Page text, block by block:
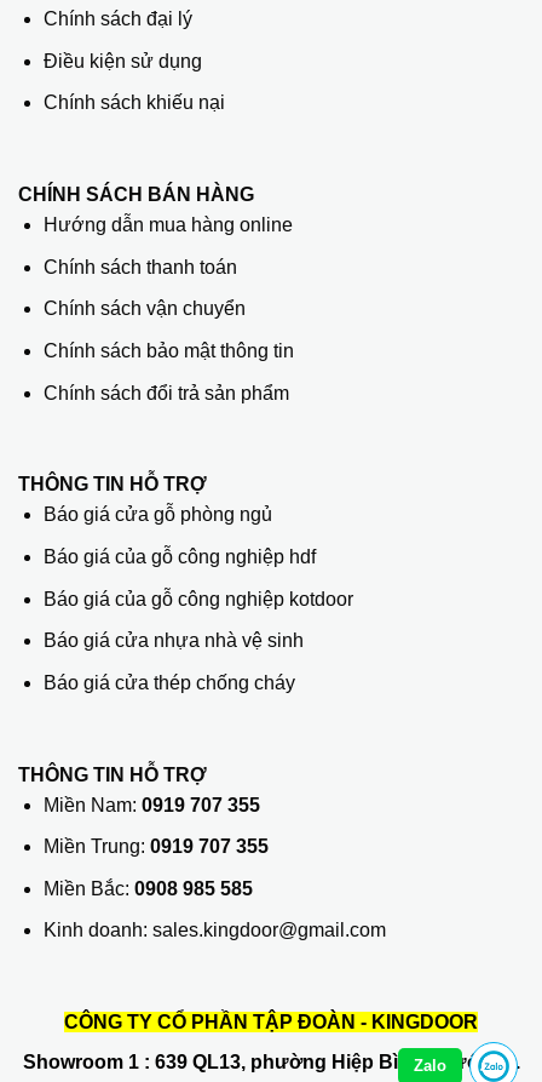
Chính sách đại lý
Điều kiện sử dụng
Chính sách khiếu nại
CHÍNH SÁCH BÁN HÀNG
Hướng dẫn mua hàng online
Chính sách thanh toán
Chính sách vận chuyển
Chính sách bảo mật thông tin
Chính sách đổi trả sản phẩm
THÔNG TIN HỖ TRỢ
Báo giá cửa gỗ phòng ngủ
Báo giá của gỗ công nghiệp hdf
Báo giá của gỗ công nghiệp kotdoor
Báo giá cửa nhựa nhà vệ sinh
Báo giá cửa thép chống cháy
THÔNG TIN HỖ TRỢ
Miền Nam: 0919 707 355
Miền Trung: 0919 707 355
Miền Bắc: 0908 985 585
Kinh doanh: sales.kingdoor@gmail.com
CÔNG TY CỔ PHẦN TẬP ĐOÀN - KINGDOOR
Showroom 1: 639 QL13, phường Hiệp Bình Phước, Q.
Zalo